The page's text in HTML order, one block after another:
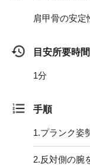
肩甲骨の安定
目安所要時間
1分
手順
1.プランク姿
2.反対側の腕